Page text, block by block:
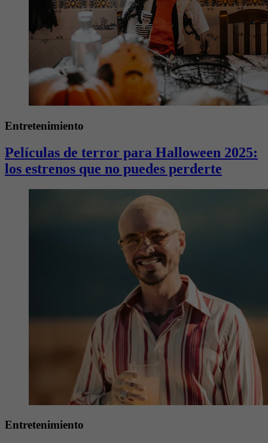
Entretenimiento
Películas de terror para Halloween 2025:
los estrenos que no puedes perderte
Entretenimiento